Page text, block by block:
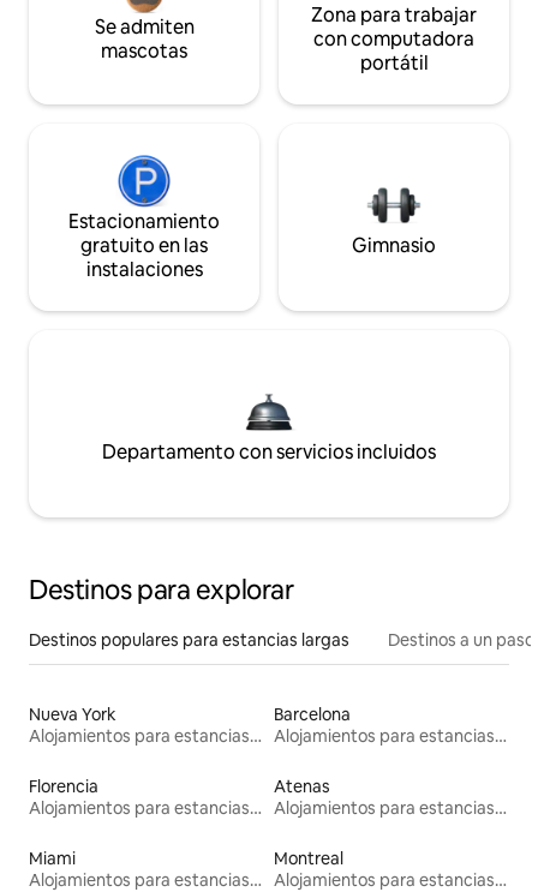
Se admiten
mascotas
Zona para trabajar
con computadora
portátil
Estacionamiento
gratuito en las
instalaciones
Gimnasio
Departamento con servicios incluidos
Destinos para explorar
Destinos populares para estancias largas Destinos a un
Nueva York
Alojamientos para estancias largas
Barcelona
Alojamientos para estancias largas
Florencia
Alojamientos para estancias largas
Atenas
Alojamientos para estancias largas
Miami
Alojamientos para estancias largas
Montreal
Alojamientos para estancias largas